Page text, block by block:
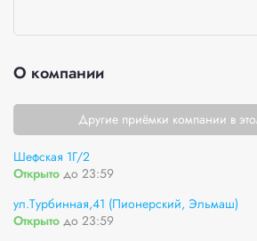
О компании
Другие приёмки компании в
Шефская 1Г/2
Открыто до 23:59
ул.Турбинная,41 (Пионерский, Эльмаш)
Открыто до 23:59